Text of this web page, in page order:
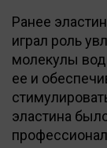
Ранее
играл роль
молекулы
ее и
эластина